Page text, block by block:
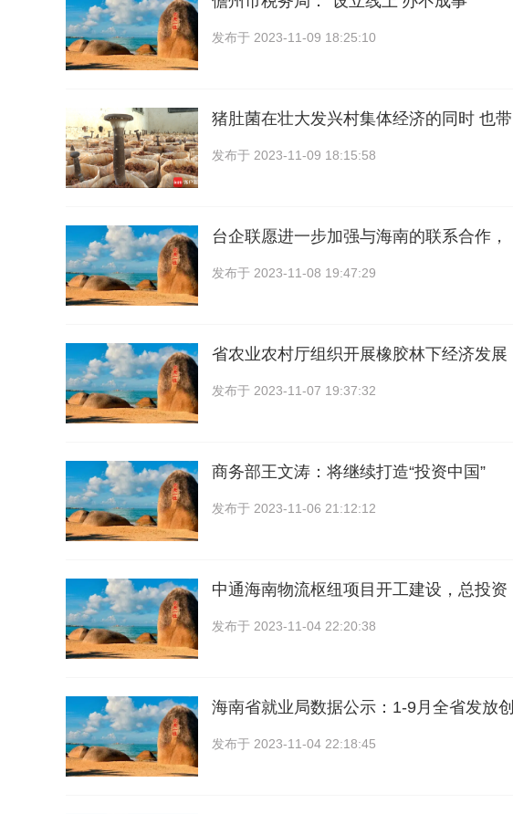
发布于 2023-11-09 18:25:10
猪肚菌在壮大发兴村集体经济的同时 也带
发布于 2023-11-09 18:15:58
台企联愿进一步加强与海南的联系合作，
发布于 2023-11-08 19:47:29
省农业农村厅组织开展橡胶林下经济发展
发布于 2023-11-07 19:37:32
商务部王文涛：将继续打造“投资中国”
发布于 2023-11-06 21:12:12
中通海南物流枢纽项目开工建设，总投资
发布于 2023-11-04 22:20:38
海南省就业局数据公示：1-9月全省发放创
发布于 2023-11-04 22:18:45